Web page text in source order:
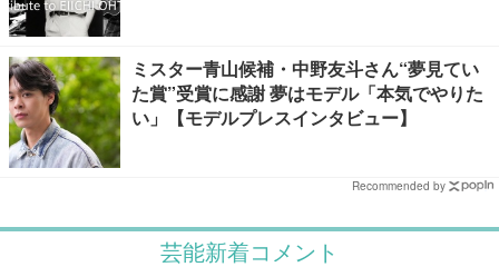
ミスター青山候補・中野友斗さん“夢見てい
た賞”受賞に感謝 夢はモデル「本気でやりた
い」【モデルプレスインタビュー】
Recommended by